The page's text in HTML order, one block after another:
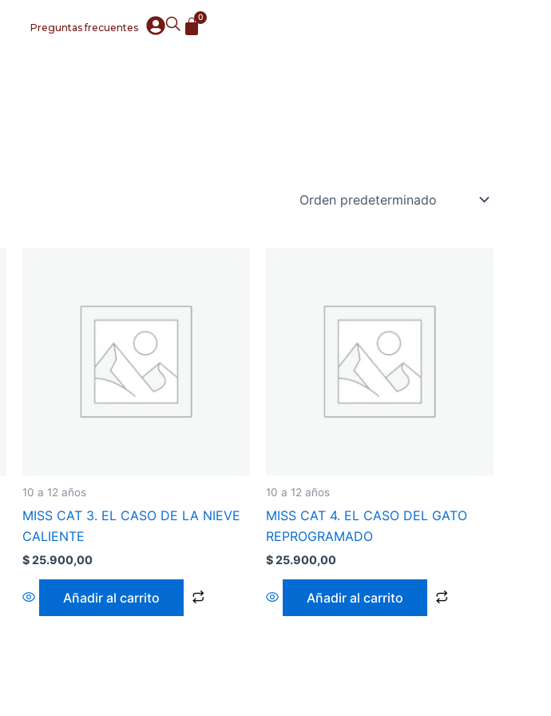
Preguntas frecuentes
10 a 12 años
MISS CAT 3. EL CASO DE LA NIEVE
CALIENTE
$25.900,00
Añadir al carrito
10 a 12 años
MISS CAT 4. EL CASO DEL GATO
REPROGRAMADO
$25.900,00
Añadir al carrito